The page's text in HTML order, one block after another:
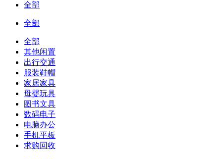
全部
全部
全部
其他闲置
出行交通
服装鞋帽
家居家具
母婴玩具
图书文具
数码电子
电脑办公
手机平板
求购回收